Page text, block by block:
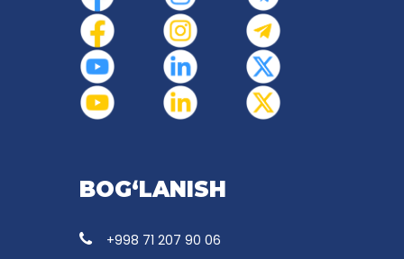
BOG‘LANISH
+998 71 207 90 06